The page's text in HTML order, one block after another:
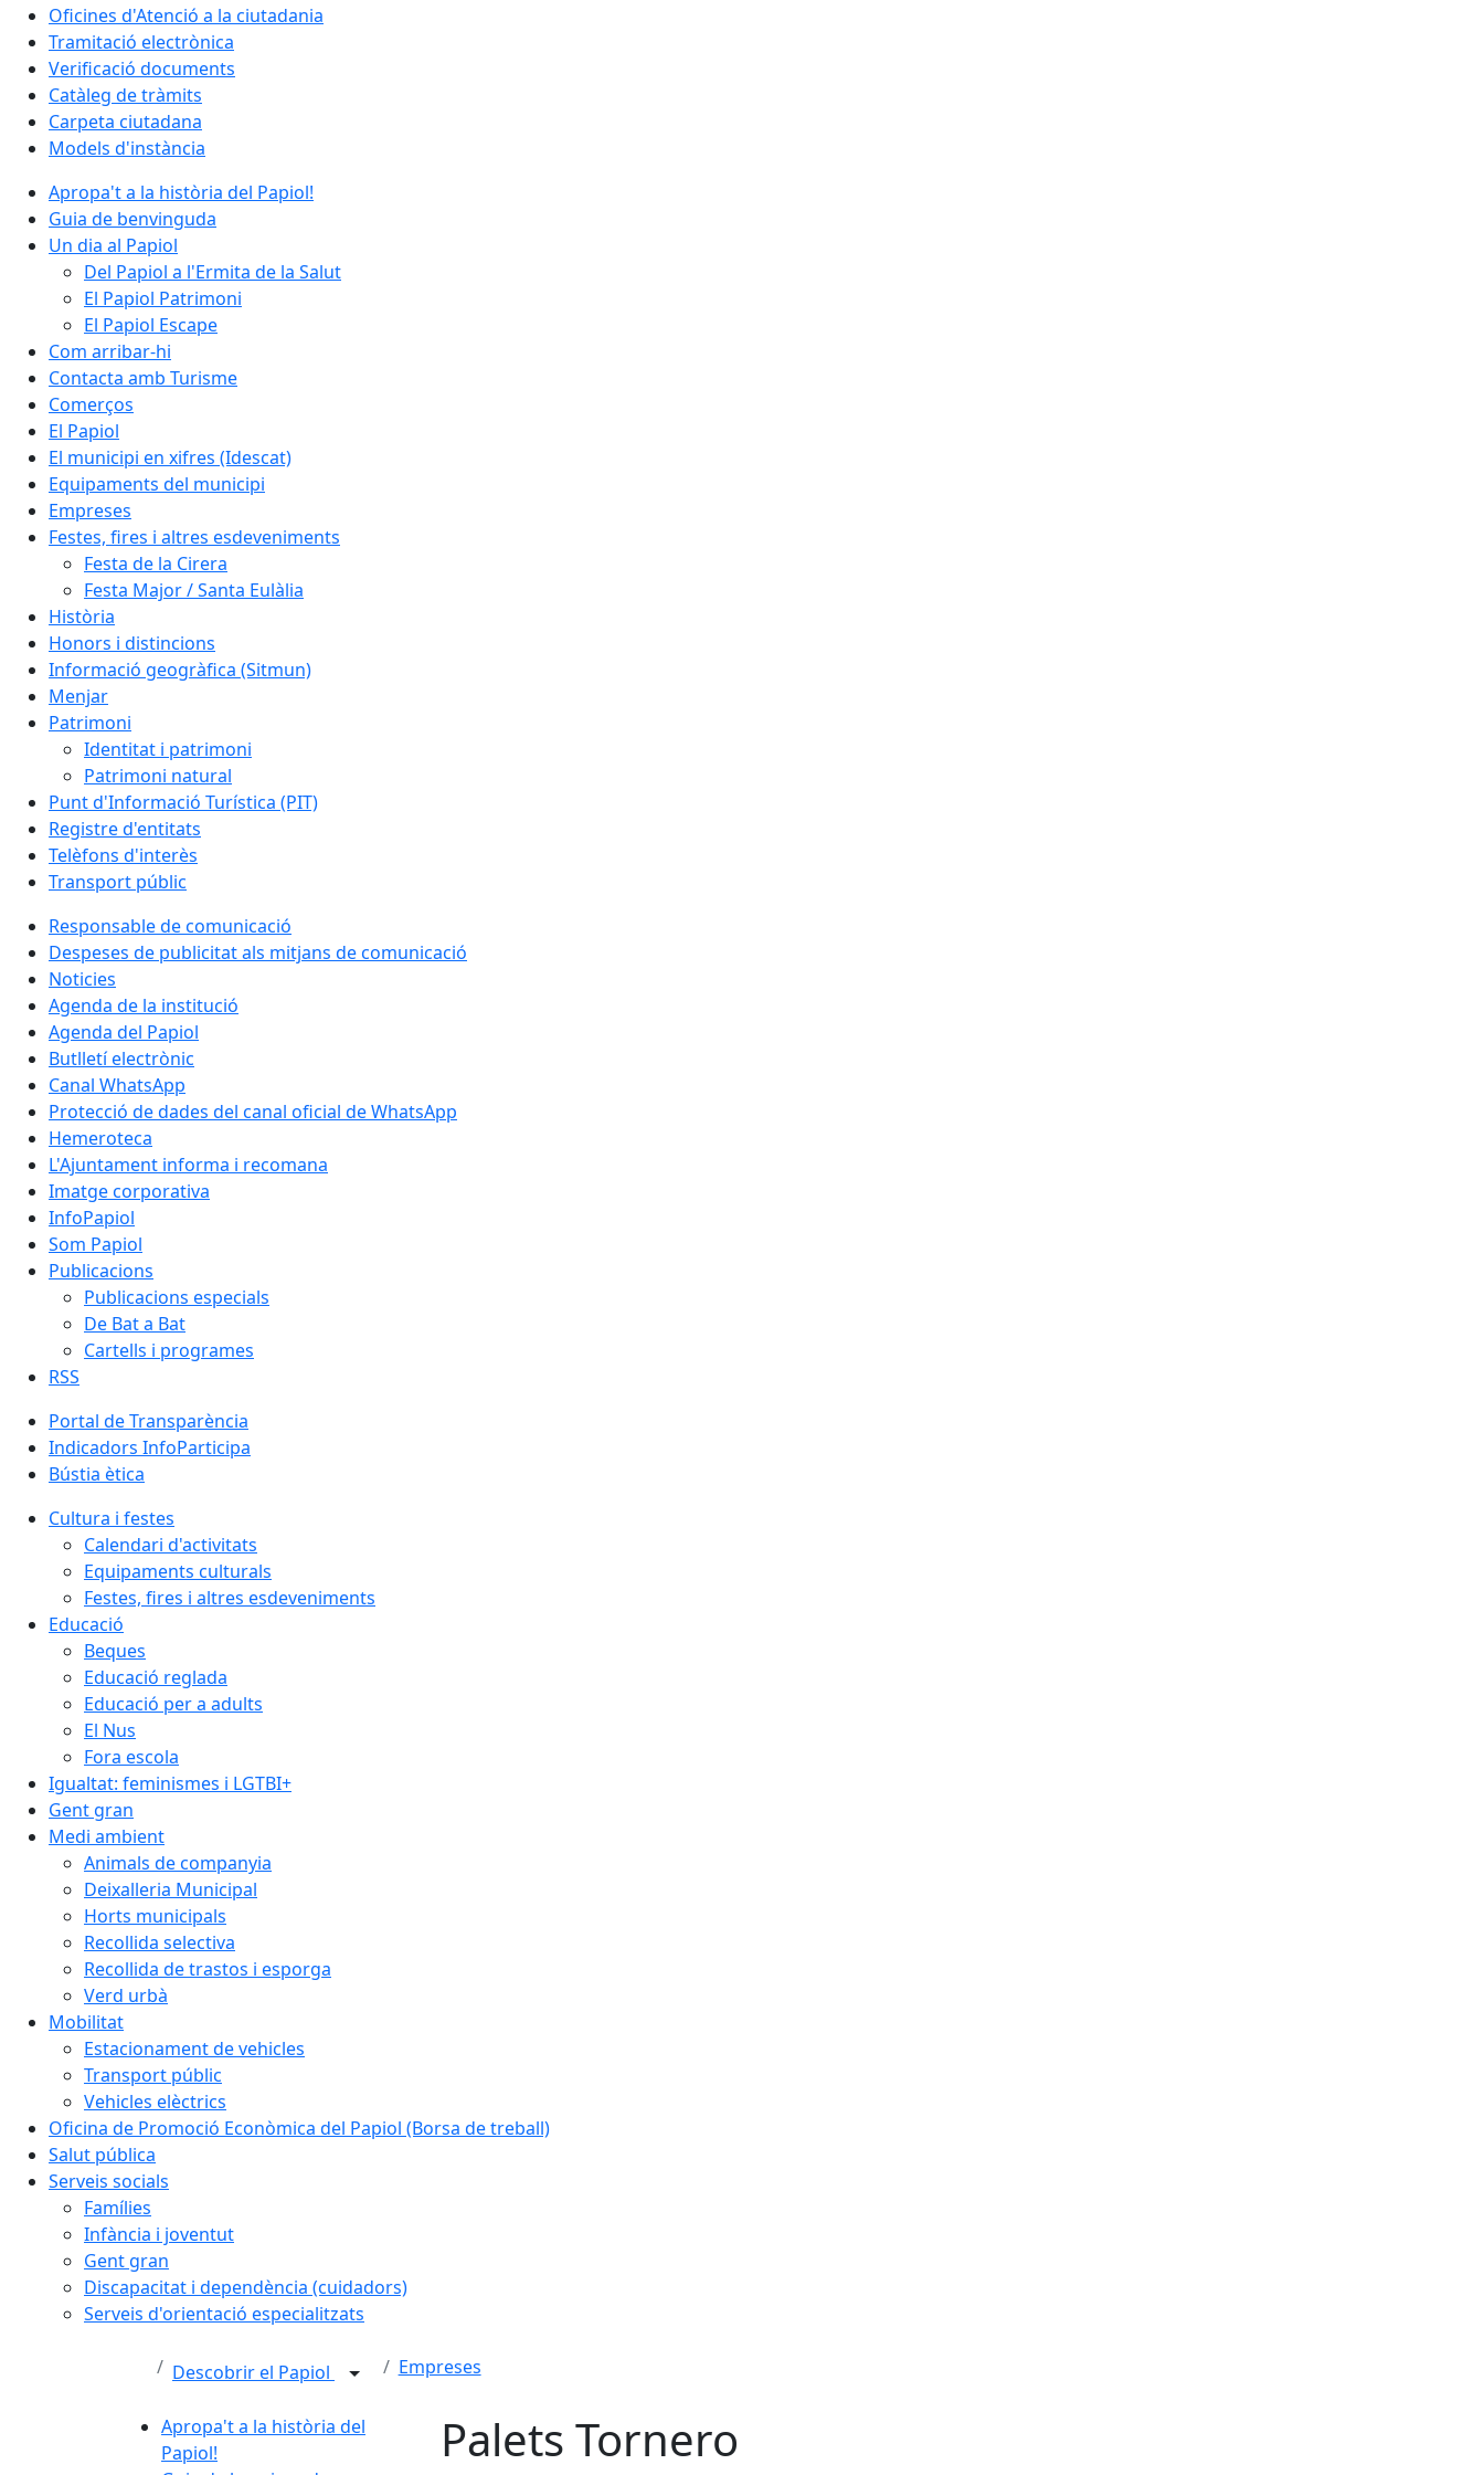
Oficines d'Atenció a la ciutadania
Tramitació electrònica
Verificació documents
Catàleg de tràmits
Carpeta ciutadana
Models d'instància
Apropa't a la història del Papiol!
Guia de benvinguda
Un dia al Papiol
Del Papiol a l'Ermita de la Salut
El Papiol Patrimoni
El Papiol Escape
Com arribar-hi
Contacta amb Turisme
Comerços
El Papiol
El municipi en xifres (Idescat)
Equipaments del municipi
Empreses
Festes, fires i altres esdeveniments
Festa de la Cirera
Festa Major / Santa Eulàlia
Història
Honors i distincions
Informació geogràfica (Sitmun)
Menjar
Patrimoni
Identitat i patrimoni
Patrimoni natural
Punt d'Informació Turística (PIT)
Registre d'entitats
Telèfons d'interès
Transport públic
Responsable de comunicació
Despeses de publicitat als mitjans de comunicació
Noticies
Agenda de la institució
Agenda del Papiol
Butlletí electrònic
Canal WhatsApp
Protecció de dades del canal oficial de WhatsApp
Hemeroteca
L'Ajuntament informa i recomana
Imatge corporativa
InfoPapiol
Som Papiol
Publicacions
Publicacions especials
De Bat a Bat
Cartells i programes
RSS
Portal de Transparència
Indicadors InfoParticipa
Bústia ètica
Cultura i festes
Calendari d'activitats
Equipaments culturals
Festes, fires i altres esdeveniments
Educació
Beques
Educació reglada
Educació per a adults
El Nus
Fora escola
Igualtat: feminismes i LGTBI+
Gent gran
Medi ambient
Animals de companyia
Deixalleria Municipal
Horts municipals
Recollida selectiva
Recollida de trastos i esporga
Verd urbà
Mobilitat
Estacionament de vehicles
Transport públic
Vehicles elèctrics
Oficina de Promoció Econòmica del Papiol (Borsa de treball)
Salut pública
Serveis socials
Famílies
Infància i joventut
Gent gran
Discapacitat i dependència (cuidadors)
Serveis d'orientació especialitzats
Descobrir el Papiol Empreses
Apropa't a la història del
Papiol!
Palets Tornero